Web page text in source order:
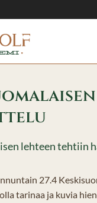
lehteen tehtiin
27.4
tarinaa ja kuvia